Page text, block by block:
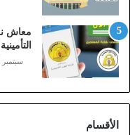
ز
ي
ن
)
ا
معاش
سبتمبر 12, 2021
الأقسام